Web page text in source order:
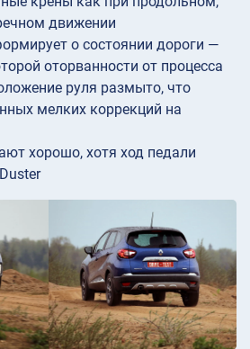
движении
о состоянии дороги —
оторванности от процесса
руля размыто, что
мелких коррекций на
хорошо, хотя ход педали